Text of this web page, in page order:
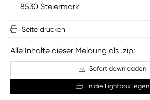
8530 Steiermark
Seite drucken
Alle Inhalte dieser Meldung als .zip:
Sofort downloaden
In die Lightbox legen